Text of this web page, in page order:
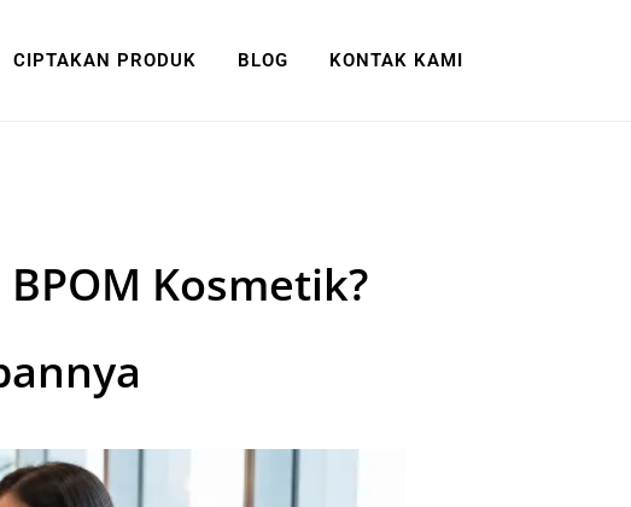
CIPTAKAN PRODUK BLOG KONTAK KAMI
Kosmetik?